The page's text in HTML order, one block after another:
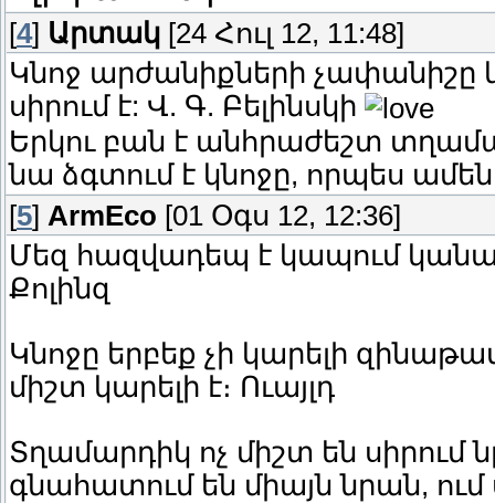
[4] Արտակ [24 Հուլ 12, 11:48]
Կնոջ արժանիքների չափանիշը
սիրում է: Վ. Գ. Բելինսկի
Երկու բան է անհրաժեշտ
նա ձգտում է կնոջը, որպես
[5] ArmEco [01 Օգս 12, 12:36]
Մեզ հազվադեպ է կապում
Քոլինզ
Կնոջը երբեք չի կարելի
միշտ կարելի է։ Ուայլդ
Տղամարդիկ ոչ միշտ են սիրում
գնահատում են միայն նրան, ում